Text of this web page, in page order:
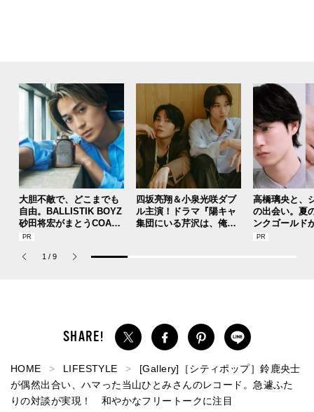
大胆不敵で、どこまでも
自由。BALLISTIK BOYZ
砂田将宏がまとうCOACH
の新作フレグランス「コ
パルファム」
四坂亮翔＆小泉光咲ダブ
ル主演！ドラマ『陽キャ
集団にいる芹沢は、俺の
高橋璃央と、
の出会い。夏
ンクゴールド
SUMMER
1 / 9
HOME LIFESTYLE
[Gallery]［シティポップ］鈴鹿央士
が偶然出合い、ハマった当山ひとみさんのレコード。急遽ふた
りの対談が実現！ 和やかなフリートークに注目